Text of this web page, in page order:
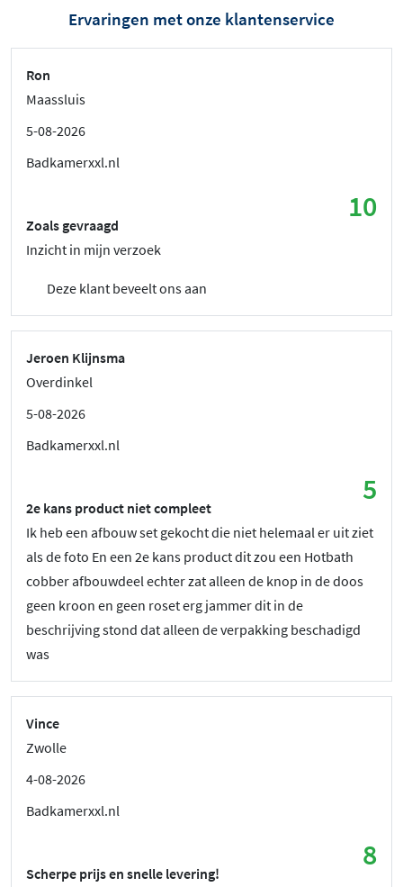
Ervaringen met onze klantenservice
Ron
Maassluis
5-08-2026
Badkamerxxl.nl
10
Zoals gevraagd
Inzicht in mijn verzoek
Deze klant beveelt ons aan
Jeroen Klijnsma
Overdinkel
5-08-2026
Badkamerxxl.nl
5
2e kans product niet compleet
Ik heb een afbouw set gekocht die niet helemaal er uit ziet
als de foto En een 2e kans product dit zou een Hotbath
cobber afbouwdeel echter zat alleen de knop in de doos
geen kroon en geen roset erg jammer dit in de
beschrijving stond dat alleen de verpakking beschadigd
was
Vince
Zwolle
4-08-2026
Badkamerxxl.nl
8
Scherpe prijs en snelle levering!